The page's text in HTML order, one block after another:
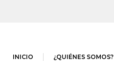
INICIO ¿QUIÉNES SOMOS?